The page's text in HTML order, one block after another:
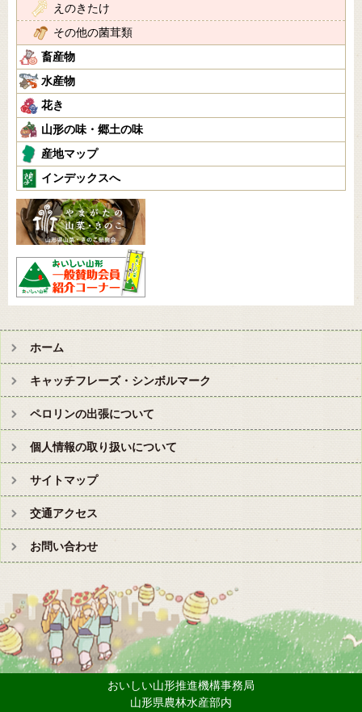
えのきたけ
その他の菌茸類
畜産物
水産物
花き
山形の味・郷土の味
産地マップ
インデックスへ
ホーム
キャッチフレーズ・シンボルマーク
ペロリンの出張について
個人情報の取り扱いについて
サイトマップ
交通アクセス
お問い合わせ
おいしい山形推進機構事務局
山形県農林水産部内